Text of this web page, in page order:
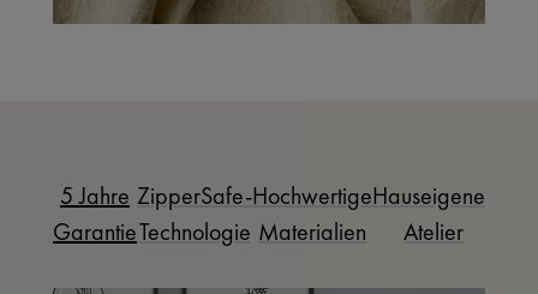
5 Jahre
Garantie
ZipperSafe-
Technologie
Hochwertige
Materialien
Hauseigenes
Atelier